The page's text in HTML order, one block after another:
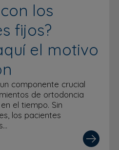
los
fijos?
el motivo
componente crucial
de ortodoncia
el tiempo. Sin
los pacientes